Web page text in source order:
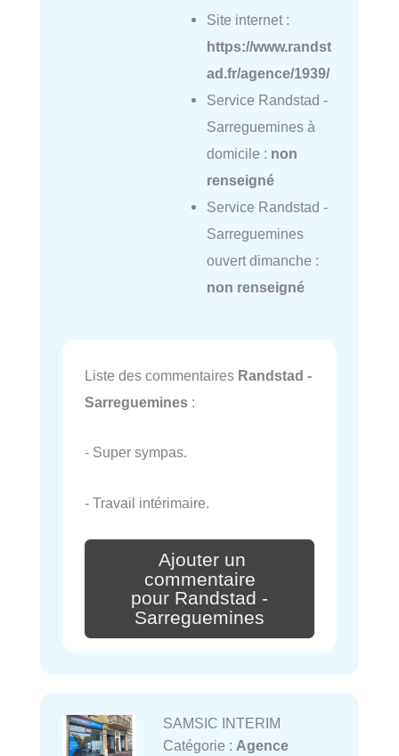
Site internet :
https://www.randst
ad.fr/agence/1939/
Service Randstad -
Sarreguemines à
domicile : non
renseigné
Service Randstad -
Sarreguemines
ouvert dimanche :
non renseigné
Liste des commentaires Randstad -
Sarreguemines :
- Super sympas.
- Travail intérimaire.
Ajouter un
commentaire
pour Randstad -
Sarreguemines
SAMSIC INTERIM
Catégorie : Agence